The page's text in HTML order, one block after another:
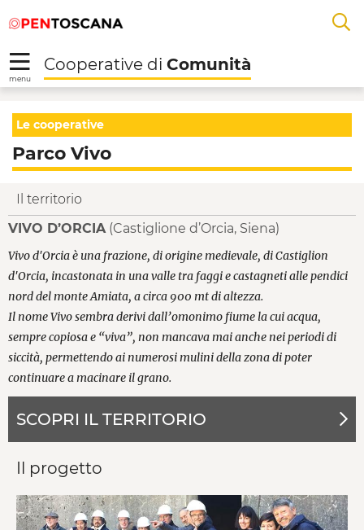
Skip to Main Content
alal
menu
Cooperative di Comunità
Parco Vivo -
Le cooperative
Parco Vivo
Il territorio
VIVO D’ORCIA (Castiglione d’Orcia, Siena)
Vivo d'Orcia è una frazione, di origine medievale, di Castiglion
d'Orcia, incastonata in una valle tra faggi e castagneti alle pendici
nord del monte Amiata, a circa 900 mt di altezza.
Il nome Vivo sembra derivi dall’omonimo fiume la cui acqua,
sempre copiosa e “viva”, non mancava mai anche nei periodi di
siccità, permettendo ai numerosi mulini della zona di poter
continuare a macinare il grano.
SCOPRI IL TERRITORIO
Il progetto